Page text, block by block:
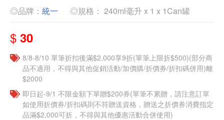
◎品牌： 統一 ◎規格： 240ml毫升 x 1 x 1Can罐
$ 30
8/8-8/10 單筆折扣後滿$2,000享9折(單筆上限折$500)(部分商
品不適用，不得與其他促銷活動/加價購/折價券/折扣碼併用)離
$2000
即日起-9/1 不限金額下單贈$200券(單筆不累贈，請注意訂單
如使用折價券/折扣碼則不符贈送資格，贈送之折價券消費指定
品滿$2,000可折，不得與其他優惠活動合併使用)